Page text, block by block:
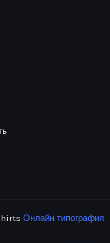
Онлайн типография